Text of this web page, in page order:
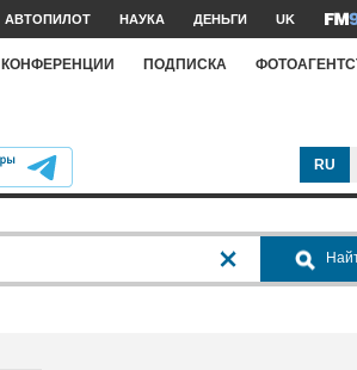
АВТОПИЛОТ НАУКА ДЕНЬГИ UK
КОНФЕРЕНЦИИ ПОДПИСКА
RU